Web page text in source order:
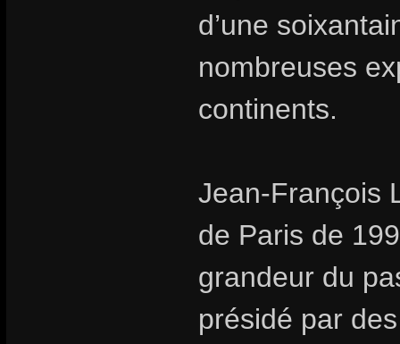
d’une
nombreuses
continents.
Jean-François
de Paris de
grandeur du
présidé par